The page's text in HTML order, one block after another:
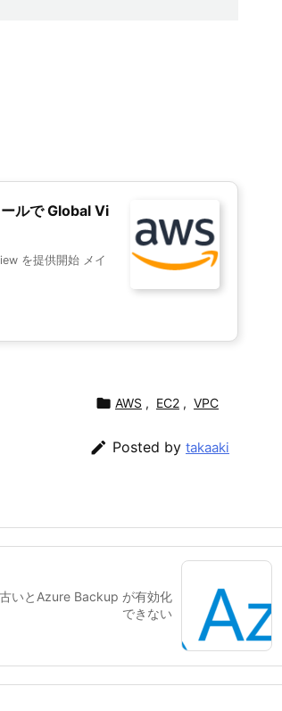
ルで Global Vi
を提供開始 メイ
 AWS , EC2 , VPC
 Posted by takaaki
いとAzure Backup が有効化
できない